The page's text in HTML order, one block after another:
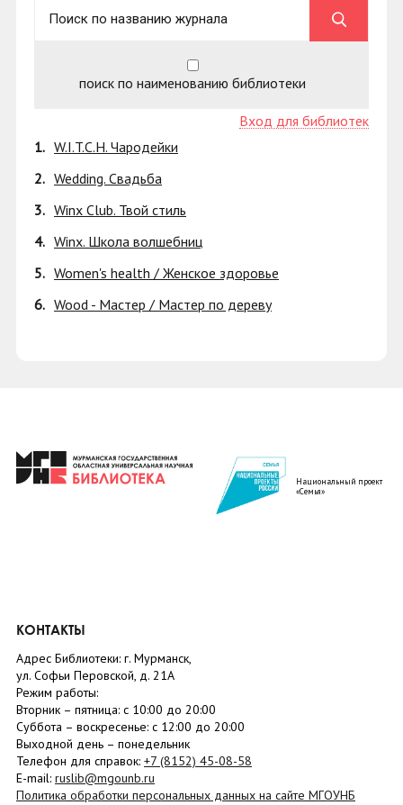
поиск по наименованию библиотеки
Вход для библиотек
1. W.I.T.C.H. Чародейки
2. Wedding. Свадьба
3. Winx Club. Твой стиль
4. Winx. Школа волшебниц
5. Women's health / Женское здоровье
6. Wood - Мастер / Мастер по дереву
Национальный проект
«Семья»
КОНТАКТЫ
Адрес Библиотеки: г. Мурманск,
ул. Софьи Перовской, д. 21А
Режим работы:
Вторник – пятница: с 10:00 до 20:00
Суббота – воскресенье: c 12:00 до 20:00
Выходной день – понедельник
Телефон для справок: +7 (8152) 45-08-58
E-mail: ruslib@mgounb.ru
Политика обработки персональных данных на сайте МГОУНБ